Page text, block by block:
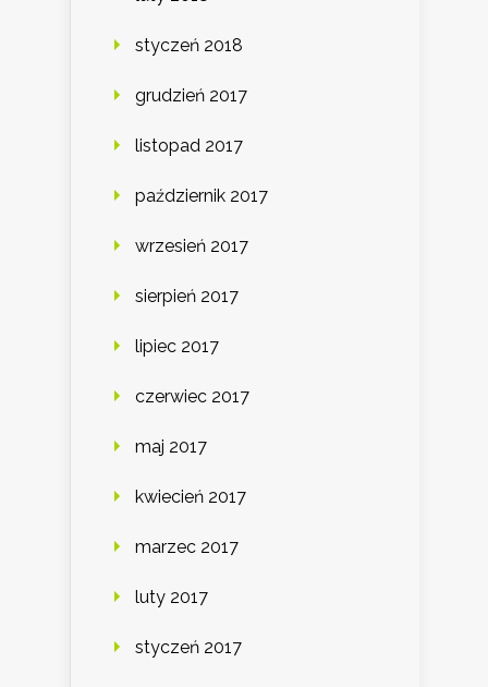
styczeń 2018
grudzień 2017
listopad 2017
październik 2017
wrzesień 2017
sierpień 2017
lipiec 2017
czerwiec 2017
maj 2017
kwiecień 2017
marzec 2017
luty 2017
styczeń 2017